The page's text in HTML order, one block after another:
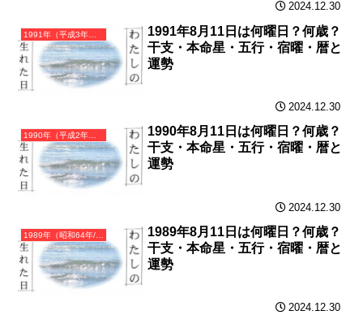
2024.12.30
1991年（平成3年）辛未（かのとひつじ）・未年（ひつじ年）カレンダー（月曜はじまり）
1991年8月11日は何曜日？何歳？
干支・本命星・五行・宿曜・暦と
運勢
2024.12.30
1990年（平成2年）庚午（かのえうま）・午年（うま年）カレンダー（月曜はじまり）
1990年8月11日は何曜日？何歳？
干支・本命星・五行・宿曜・暦と
運勢
2024.12.30
1989年（昭和64年/平成元年）己巳（つちのとみ）・巳年（へび年）カレンダー（月曜はじまり）
1989年8月11日は何曜日？何歳？
干支・本命星・五行・宿曜・暦と
運勢
2024.12.30